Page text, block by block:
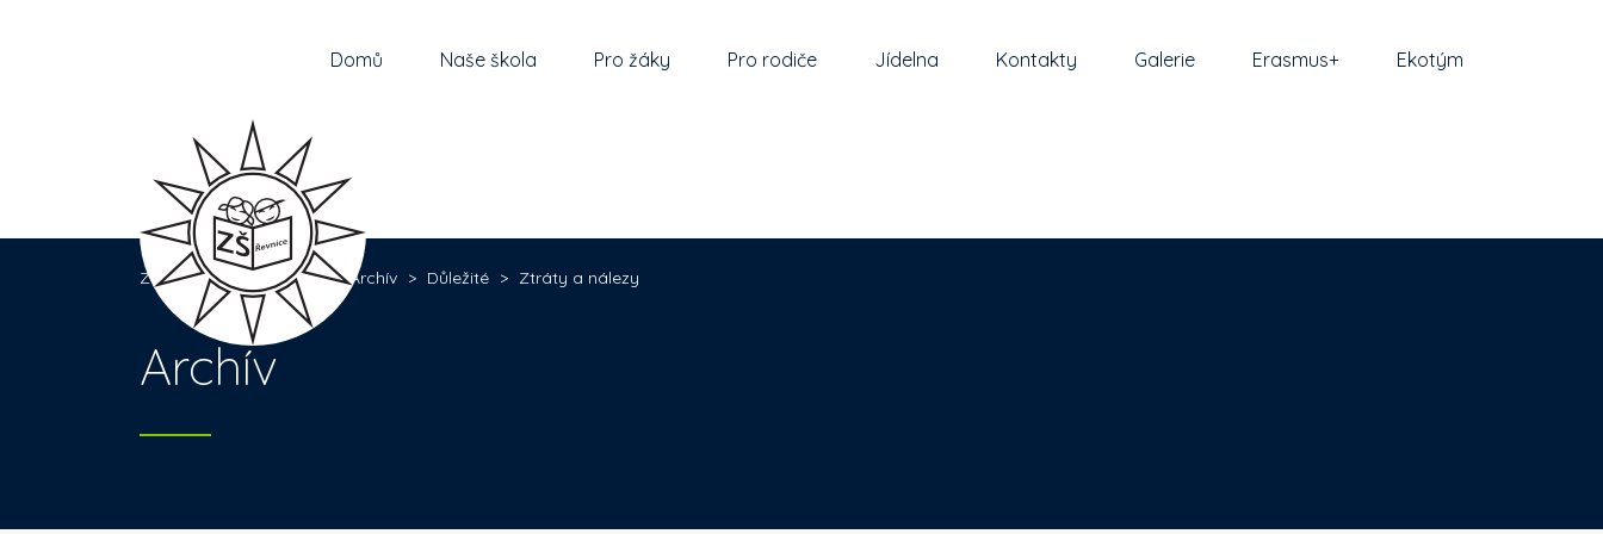
Domů Naše škola Pro žáky Pro rodiče Jídelna Kontakty Galerie Erasmus+ Ekotým
Základní škola Řevnice > Archív > Důležité > Ztráty a nálezy
Archív